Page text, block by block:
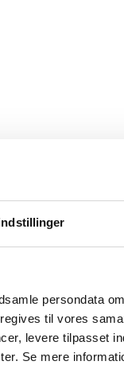
persondata
til vores
levere tilpasset
Se mere